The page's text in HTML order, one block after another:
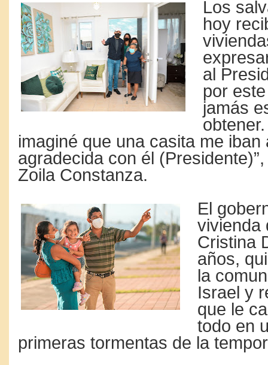
Los
hoy
al
por
jamás
imaginé que una casita me iban
agradecida con él
Zoila Constanza.
El
vivienda
Cristina
años,
la
Israel y
que le
todo en
primeras tormentas de la